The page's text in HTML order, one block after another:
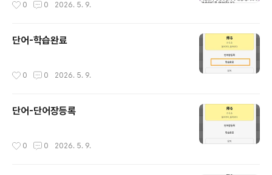
0 0 2026. 5. 9.
단어-학습완료
0 0 2026. 5. 9.
단어-단어장등록
0 0 2026. 5. 9.